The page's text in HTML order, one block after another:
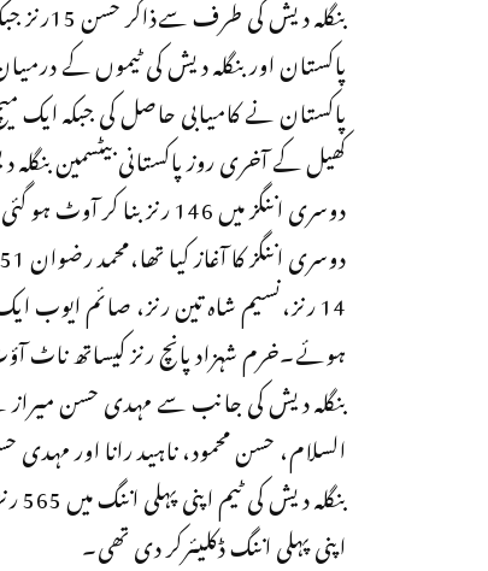
پاکستان نے کامیابی حاصل کی جبکہ ایک
کھیل کے آخری روز پاکستانی بیٹسمین
14 رنز،نسیم شاہ تین رنز، صائم ایوب
ہوئے۔خرم شہزاد پانچ رنز کیساتھ
السلام، حسن محمود، ناہید رانا اور
اپنی پہلی اننگ ڈکلیئرکر دی تھی۔